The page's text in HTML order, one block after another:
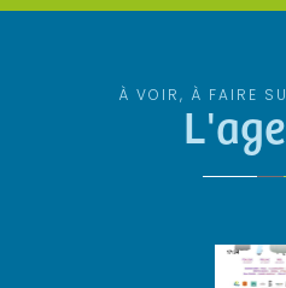
À VOIR, À FAIRE